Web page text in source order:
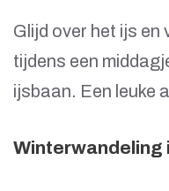
Glijd over het ijs en
tijdens een
ijsbaan. Een leuke
Winterwandeling